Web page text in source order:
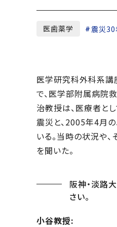
医歯薬学 震災30
医学研究科外科系講
で、医学部附属病院
治教授は、医療者と
震災と、2005年4月
いる。当時の状況や
を聞いた。
阪神・淡路
さい。
小谷教授: